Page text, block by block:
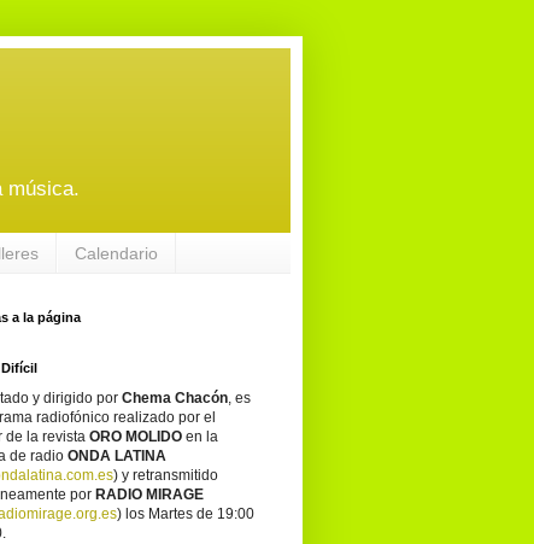
música.
Calendario
a la página
Difícil
y dirigido por Chema Chacón, es
radiofónico realizado por el
de la revista ORO MOLIDO en la
de radio ONDA LATINA
) y retransmitido
por RADIO MIRAGE
) los Martes de 19:00